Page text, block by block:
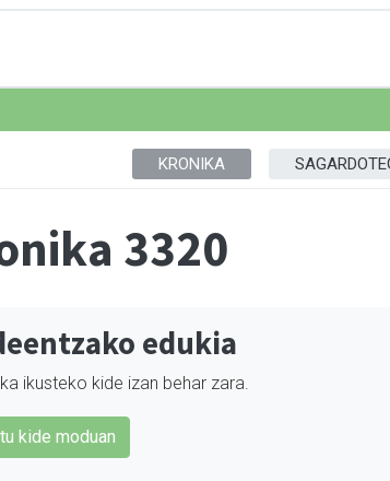
KRONIKA
3320
edukia
ikusteko kide izan behar zara.
kide moduan